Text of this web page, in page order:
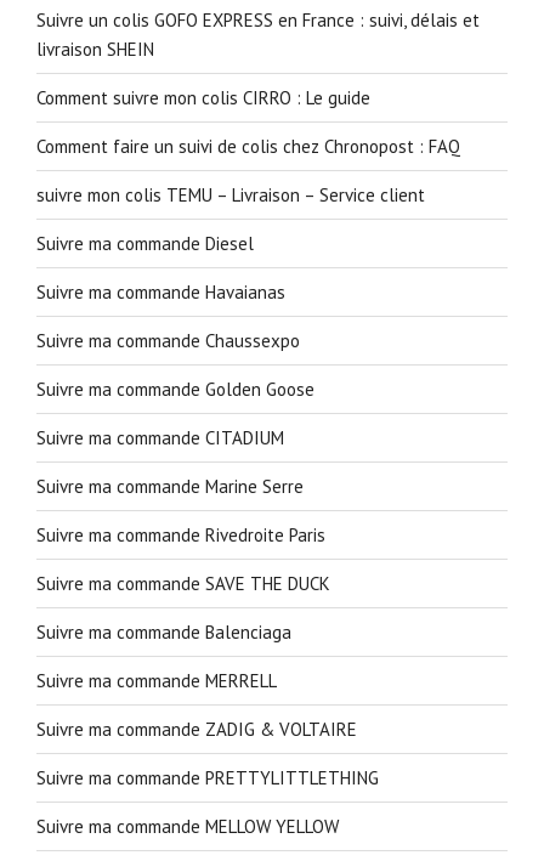
Suivre un colis GOFO EXPRESS en France : suivi, délais et
livraison SHEIN
Comment suivre mon colis CIRRO : Le guide
Comment faire un suivi de colis chez Chronopost : FAQ
suivre mon colis TEMU – Livraison – Service client
Suivre ma commande Diesel
Suivre ma commande Havaianas
Suivre ma commande Chaussexpo
Suivre ma commande Golden Goose
Suivre ma commande CITADIUM
Suivre ma commande Marine Serre
Suivre ma commande Rivedroite Paris
Suivre ma commande SAVE THE DUCK
Suivre ma commande Balenciaga
Suivre ma commande MERRELL
Suivre ma commande ZADIG & VOLTAIRE
Suivre ma commande PRETTYLITTLETHING
Suivre ma commande MELLOW YELLOW